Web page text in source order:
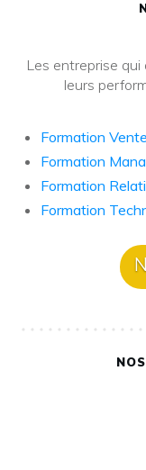
Les entreprise
leurs
Formation Vente
Formation
Formation
Formation